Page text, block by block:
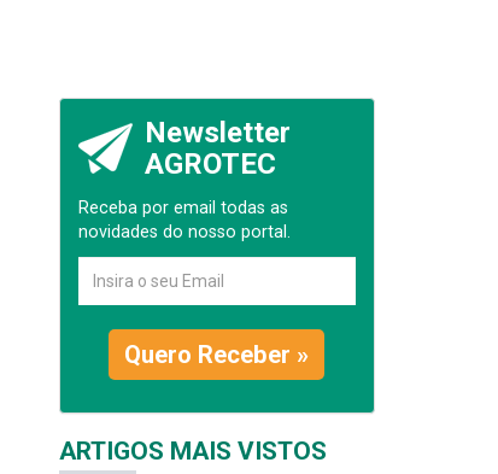
Newsletter
AGROTEC
Receba por email todas as
novidades do nosso portal.
Quero Receber »
ARTIGOS MAIS VISTOS